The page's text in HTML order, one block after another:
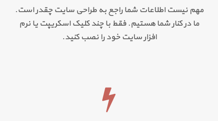
مهم نیست اطلاعات شما راجع به طراحی سایت چقدر است.
ما در کنار شما هستیم. فقط با چند کلیک اسکریپت یا نرم
افزار سایت خود را نصب کنید.